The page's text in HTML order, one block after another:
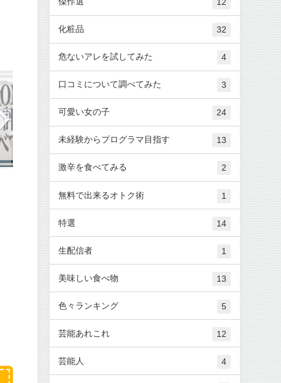
12
化粧品 32
危ないアレを試してみた 4
口コミについて調べてみた 3
可愛い女の子 24
未経験からプログラマ目指す 13
激辛を食べてみる 2
無料で出来るオトク術 1
特選 14
生配信者 1
美味しい食べ物 13
色々ランキング 5
芸能あれこれ 12
芸能人 4